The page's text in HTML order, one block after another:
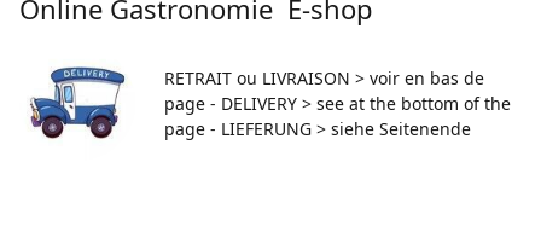
Online Gastronomie E-shop
RETRAIT ou LIVRAISON > voir en bas de
page - DELIVERY > see at the bottom of the
page - LIEFERUNG > siehe Seitenende